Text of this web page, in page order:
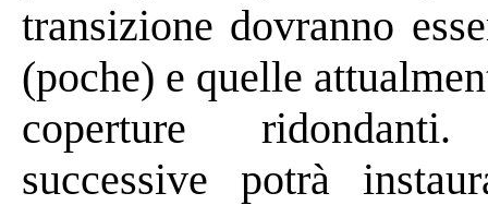
transizione dovranno
(poche) e quelle
coperture
successive potrà